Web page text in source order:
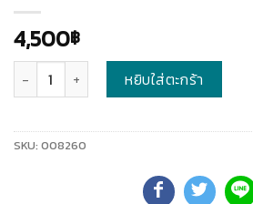
4,500฿
หยิบใส่ตะกร้า
SKU: 008260